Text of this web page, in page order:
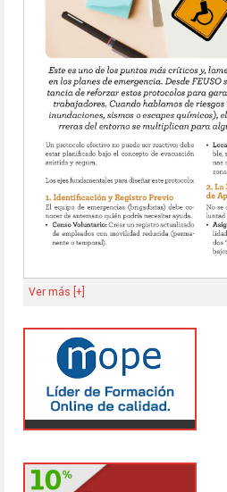
Ver más [+]